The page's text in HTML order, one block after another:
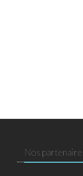
Nos